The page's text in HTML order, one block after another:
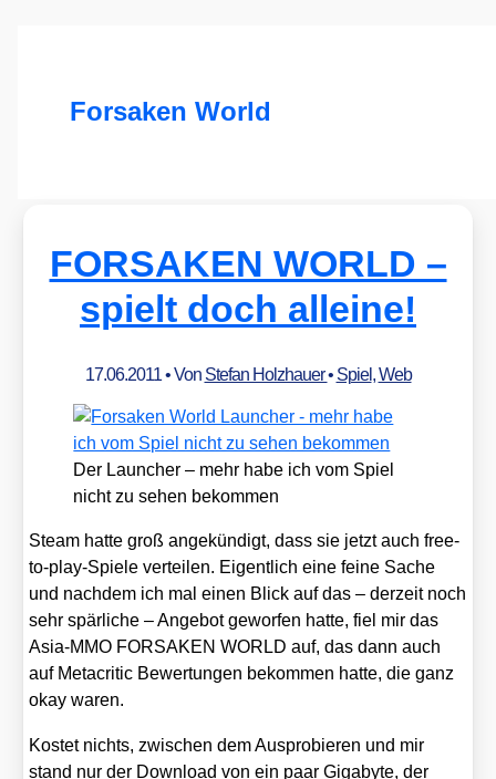
Forsaken World
FORSAKEN WORLD –
spielt doch alleine!
17.06.2011• Von Stefan Holzhauer• Spiel,Web
Der Laun­cher – mehr habe ich vom Spiel
nicht zu sehen bekom­men
Steam hat­te groß ange­kün­digt, dass sie jetzt auch free-
to-play-Spie­le ver­tei­len. Eigent­lich eine fei­ne Sache
und nach­dem ich mal einen Blick auf das – der­zeit noch
sehr spär­li­che – Ange­bot gewor­fen hat­te, fiel mir das
Asia-MMO FORSAKEN WORLD auf, das dann auch
auf Meta­cri­tic Bewer­tun­gen bekom­men hat­te, die ganz
okay waren.
Kos­tet nichts, zwi­schen dem Aus­pro­bie­ren und mir
stand nur der Down­load von ein paar Giga­byte, der